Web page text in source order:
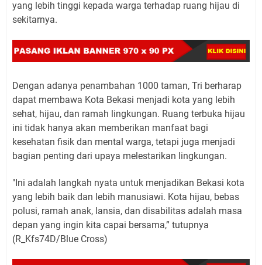
yang lebih tinggi kepada warga terhadap ruang hijau di
sekitarnya.
Dengan adanya penambahan 1000 taman, Tri berharap
dapat membawa Kota Bekasi menjadi kota yang lebih
sehat, hijau, dan ramah lingkungan. Ruang terbuka hijau
ini tidak hanya akan memberikan manfaat bagi
kesehatan fisik dan mental warga, tetapi juga menjadi
bagian penting dari upaya melestarikan lingkungan.
"Ini adalah langkah nyata untuk menjadikan Bekasi kota
yang lebih baik dan lebih manusiawi. Kota hijau, bebas
polusi, ramah anak, lansia, dan disabilitas adalah masa
depan yang ingin kita capai bersama,” tutupnya
(R_Kfs74D/Blue Cross)